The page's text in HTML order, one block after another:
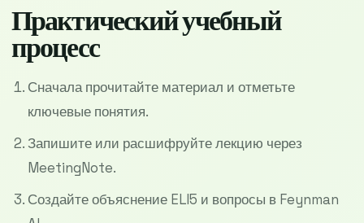
Практический учебный
процесс
Сначала прочитайте материал и отметьте
ключевые понятия.
Запишите или расшифруйте лекцию через
MeetingNote.
Создайте объяснение ELI5 и вопросы в Feynman